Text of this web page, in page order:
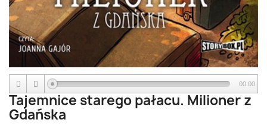
00:00
Tajemnice starego pałacu. Milioner z
Gdańska